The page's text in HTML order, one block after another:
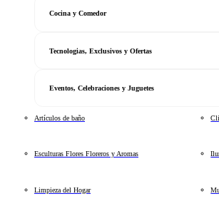
Cocina y Comedor
Tecnologias, Exclusivos y Ofertas
Eventos, Celebraciones y Juguetes
Artículos de baño
Esculturas Flores Floreros y Aromas
Limpieza del Hogar